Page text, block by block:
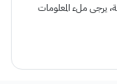
يرجى ملء المعلومات